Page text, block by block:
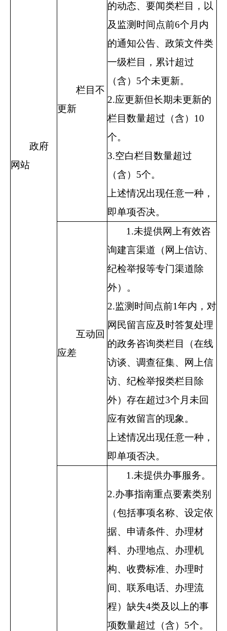
政府
网站
栏目不
更新
的动态、要闻类栏目，以
及监测时间点前6个月内
的通知公告、政策文件类
一级栏目，累计超过
（含） 5个未更新。
2.应更新但长期未更新的
栏目数量超过（含） 10
个。
3.空白栏目数量超过
（含） 5个。
上述情况出现任意一种，
即单项否决。
互动回
应差
1.未提供网上有效咨
询建言渠道（网上信访、
纪检举报等专门渠道除
外）。
2.监测时间点前1年内，对
网民留言应及时答复处理
的政务咨询类栏目（在线
访谈、调查征集、网上信
访、纪检举报类栏目除
外）存在超过3个月未回
应有效留言的现象。
上述情况出现任意一种，
即单项否决。
1.未提供办事服务。
2.办事指南重点要素类别
（包括事项名称、设定依
据、申请条件、办理材
料、办理地点、办理机
构、收费标准、办理时
间、联系电话、办理流
程）缺失4类及以上的事
项数量超过（含） 5个。